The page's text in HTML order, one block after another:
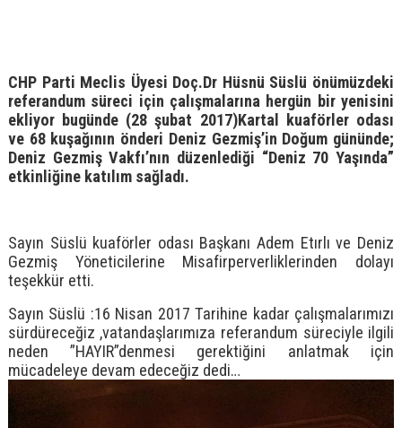
CHP Parti Meclis Üyesi Doç.Dr Hüsnü Süslü önümüzdeki
referandum süreci için çalışmalarına hergün bir yenisini
ekliyor bugünde (28 şubat 2017)Kartal kuaförler odası
ve 68 kuşağının önderi Deniz Gezmiş’in Doğum gününde;
Deniz Gezmiş Vakfı’nın düzenlediği “Deniz 70 Yaşında”
etkinliğine katılım sağladı.
Sayın Süslü kuaförler odası Başkanı Adem Etırlı ve Deniz
Gezmiş Yöneticilerine Misafirperverliklerinden dolayı
teşekkür etti.
Sayın Süslü :16 Nisan 2017 Tarihine kadar çalışmalarımızı
sürdüreceğiz ,vatandaşlarımıza referandum süreciyle ilgili
neden ”HAYIR”denmesi gerektiğini anlatmak için
mücadeleye devam edeceğiz dedi…